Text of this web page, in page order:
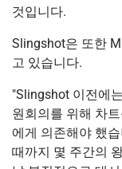
것입니다.
Slingshot은 또한
고 있습니다.
"Slingshot 이전에
원회의를 위해 차
에게 의존해야 했
때까지 몇 주간의